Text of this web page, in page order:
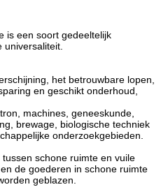
is een soort gedeeltelijk
het betrouwbare lopen,
en geschikt onderhoud,
machines, geneeskunde,
brewage, biologische techniek
onderzoekgebieden.
schone ruimte en vuile
de goederen in schone ruimte
geblazen.